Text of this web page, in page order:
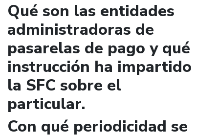
Qué son las entidades
administradoras de
pasarelas de pago y qué
instrucción ha impartido
la SFC sobre el
particular.
Con qué periodicidad se